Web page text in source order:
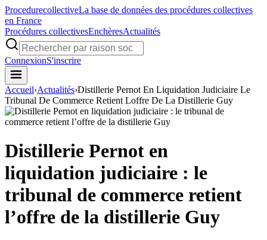
ProcedurecollectiveLa base de données des procédures collectives
en France
Procédures collectivesEnchèresActualités
ConnexionS'inscrire
Accueil›Actualités›Distillerie Pernot En Liquidation Judiciaire Le
Tribunal De Commerce Retient Loffre De La Distillerie Guy
Distillerie Pernot en
liquidation judiciaire : le
tribunal de commerce retient
l’offre de la distillerie Guy